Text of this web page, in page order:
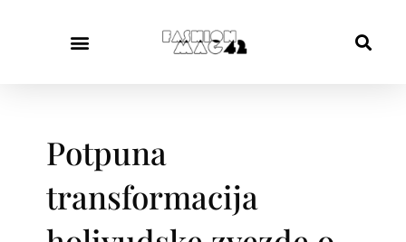
Potpuna
transformacija